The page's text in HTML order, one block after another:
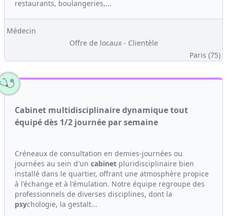
restaurants, boulangeries,...
Médecin
Offre de locaux - Clientèle
Paris (75)
Cabinet multidisciplinaire dynamique tout
équipé dès 1/2 journée par semaine
Créneaux de consultation en demies-journées ou
journées au sein d'un cabinet pluridisciplinaire bien
installé dans le quartier, offrant une atmosphère propice
à l'échange et à l'émulation. Notre équipe regroupe des
professionnels de diverses disciplines, dont la
psychologie, la gestalt...